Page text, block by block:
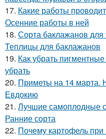
17. Какие работы
Осенние работы в ней
18. Сорта баклажанов для
Теплицы для баклажанов
19. Как убрать
убрать
20. Приметы на 14 марта.
Евдокию
21. Лучшие самоплодные
Ранние сорта
22. Почему картофель